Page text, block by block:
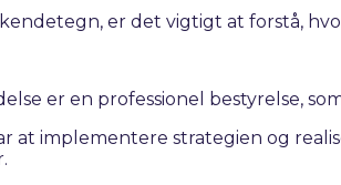
er det vigtigt at forstå,
er en professionel bestyrelse,
at implementere strategien og